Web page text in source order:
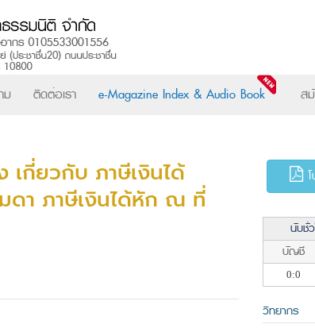
ม ติดต่อเรา e-Magazine Index & Audio Book ส
เกี่ยวกับ ภาษีเงินได้
ดา ภาษีเงินได้หัก ณ ที่
นับชั่
บัญชี
0:0
วิทยากร